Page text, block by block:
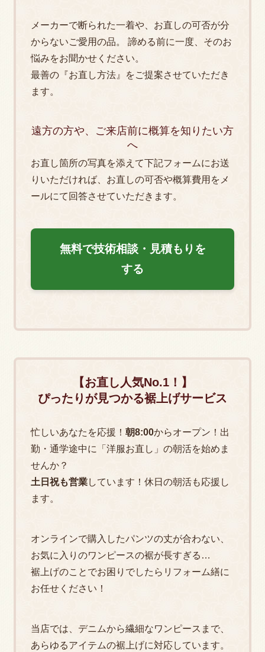
「まだ間に合う？」制服スカートの優先仕上げ
｜当日お渡しも◎
アイロン修理承ります 直本アイロン 直本工
業 NAOMOTO
法被のお仕立てについてFAQ
2024.06.21
2024.07.19
洋服のお直し技術をお届けします/デリバリー
2025.04.21
けはぎ・かけつぎ』技術で蘇る、大切な一着。
2024.01.20
仕上がりお知らせサービス
たならどうしますか？――職人が提案した「納
得」という名の、もう一つの選択肢
「昨日、10万円のズボンを破きました」青年が
持ち込んだ、裂けた50cmのバウハウス カーゴ
お直ししないという究極のお直し哲学 ｜ 洋
服のお直しを『引き受けない美学』とは
ファスナー救出大作戦！！【学校指定のジャン
2026.01.24
オーダースラックスの寿命を延ばす「レッドラ
2026.01.22
メーカーで断られた一着や、お直しの可否が分
からないご愛用の品。 諦める前に一度、そのお
悩みをお聞かせください。
最善の『お直し方法』をご提案させていただき
ます。
遠方の方や、ご来店前に概算を知りたい方
へ
お直し箇所の写真を添えて下記フォームにお送
りいただければ、お直しの可否や概算費用をメ
ールにて回答させていただきます。
無料で技術相談・見積もりを
する
【お直し 人気No.1！ 】
ぴったりが見つかる裾上げサービス
忙しいあなたを応援！ 朝8:00からオープン！出
勤・通学途中に「洋服お直し」の朝活を始めま
せんか？
土日祝も営業しています！休日の朝活も応援し
ます。
オンラインで購入したパンツの丈が合わない、
お気に入りのワンピースの裾が長すぎる…
裾上げのことでお困りでしたらリフォーム繕に
お任せください！
当店では、デニムから繊細なワンピースまで、
あらゆるアイテムの裾上げに対応しています。